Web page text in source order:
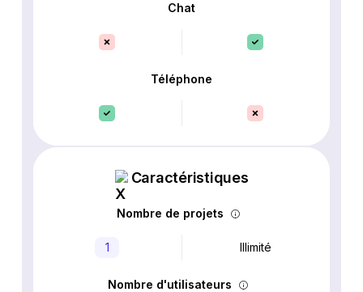
Chat
Téléphone
Caractéristiques
Nombre de projets
1 Illimité
Nombre d'utilisateurs